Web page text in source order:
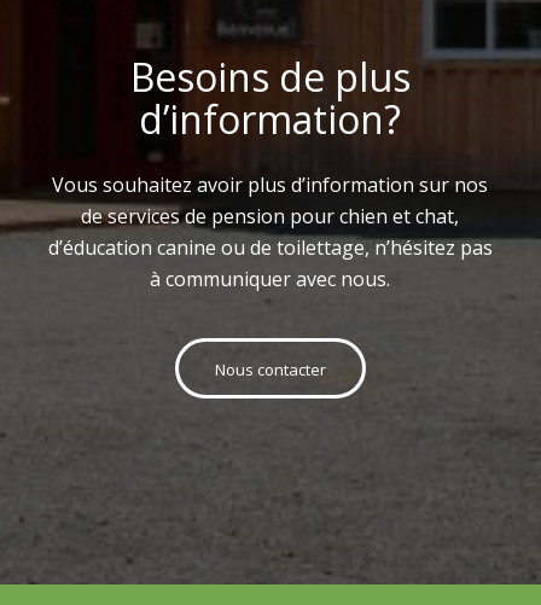
Besoins de plus
d’information?
Vous souhaitez avoir plus d’information sur nos
de services de pension pour chien et chat,
d’éducation canine ou de toilettage, n’hésitez pas
à communiquer avec nous.
Nous contacter